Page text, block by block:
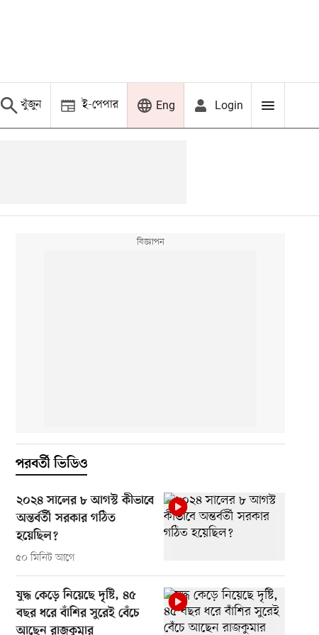
খুঁজুন ই-পেপার Eng Login
পরবর্তী ভিডিও
২০২৪ সালের ৮ আগস্ট কীভাবে
অন্তর্বর্তী সরকার গঠিত
হয়েছিল?
৫০ মিনিট আগে
যুদ্ধ কেড়ে নিয়েছে দৃষ্টি, ৪৫
বছর ধরে বাঁশির সুরেই বেঁচে
আছেন রাজকুমার